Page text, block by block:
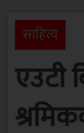
साहित्य
एउटी